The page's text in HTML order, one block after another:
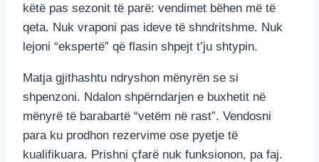
këtë pas sezonit të parë: vendimet bëhen më të
qeta. Nuk vraponi pas ideve të shndritshme. Nuk
lejoni “ekspertë” që flasin shpejt t’ju shtypin.
Matja gjithashtu ndryshon mënyrën se si
shpenzoni. Ndalon shpërndarjen e buxhetit në
mënyrë të barabartë “vetëm në rast”. Vendosni
para ku prodhon rezervime ose pyetje të
kualifikuara. Prishni çfarë nuk funksionon, pa faj.